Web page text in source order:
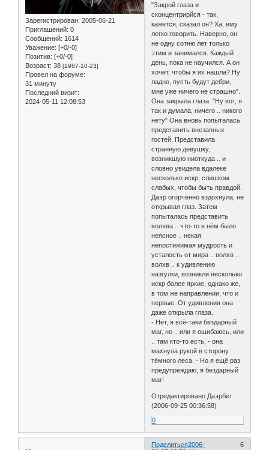
Зарегистрирован: 2005-06-21
Приглашений: 0
Сообщений: 1614
Уважение: [+0/-0]
Позитив: [+0/-0]
Возраст: 38 [1987-10-23]
Провел на форуме:
31 минуту
Последний визит:
2024-05-11 12:08:53
"Закрой глаза и
сконцентрирйся - так,
кажется, сказал он? Ха, ему
легко говорить. Наверно, он
не одну сотню лет только
этим и занимался. Каждый
день, пока не научился. А он
хочет, чтобы я их нашла? Ну
ладно, пусть будут дебри,
мне уже ничего не страшно".
Она закрыла глаза. "Ну вот, я
так и думала, ничего .. никого
нету" Она вновь попыталась
представить внезапных
гостей. Представила
странную девушку,
возникшую ниоткуда .. и
словно увидела вдалеке
несколько искр, слишком
слабых, чтобы быть правдой.
Даэр огорчённо вздохнула, не
открывая глаз. Затем
попыталась представить
волхва .. что-то в нём было
неясное .. некая
непостижимая мудрость и
усталость от мира .. волхв ..
волхв .. к удивлению
назгулки, возникли несколько
искр более яркие, однако же,
в том же направлении, что и
первые. От удивления она
даже открыла глаза.
- Нет, я всё-таки бездарный
маг, но .. или я ошибаюсь, или
.. там кто-то есть, - она
махнула рукой в сторону
тёмного леса. - Но я ещё раз
предупреждаю, я бездарный
маг!
Отредактировано Даэрбет
(2006-09-25 00:36:58)
0
Поделиться 6
2006-